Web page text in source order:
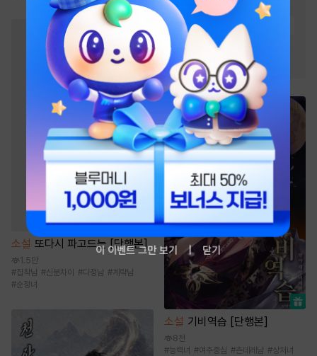
소설 또다시 파고드는 [단행본]
1.5만
#집착남 #신분차이 #다정남 # 계략남
#순정녀
#
차원이동물 #
시스템
#회귀물 전쟁물
빙의물 #경영/기업
#환생물
소설 기비역습 [단행본]
8천
#능력녀 #여주중심 #츤데레남 #상처녀
이 이벤트 그만 보기 닫기